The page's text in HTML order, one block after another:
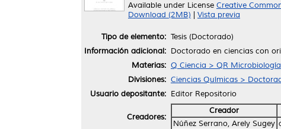
Available under License Creative
Download (2MB)
Vista previa
Tipo de elemento: Tesis (Doctorado)
Información adicional: Doctorado en ciencias con
Materias: Q Ciencia > QR Microbiología
Divisiones: Ciencias Químicas >
Usuario depositante: Editor Repositorio
Creadores:
Creador
Núñez Serrano, Arely Sugey